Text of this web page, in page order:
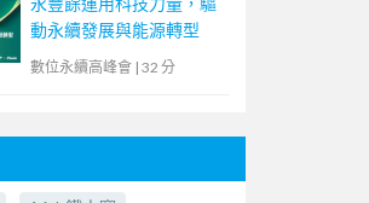
動永續發展與能源轉型
數位永續高峰會 | 32 分